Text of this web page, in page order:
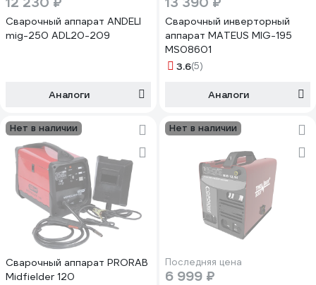
Сварочный аппарат ANDELI
mig-250 ADL20-209
Аналоги
Сварочный инверторный
аппарат MATEUS MIG-195
MS08601
3.6(5)
Аналоги
Нет в наличии
Сварочный аппарат PRORAB
Midfielder 120
Нет в наличии
Последняя цена
6 999 ₽